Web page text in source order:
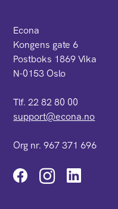
Econa
Kongens gate 6
Postboks 1869 Vika
N-0153 Oslo
Tlf. 22 82 80 00
support@econa.no
Org nr. 967 371 696
Instagram